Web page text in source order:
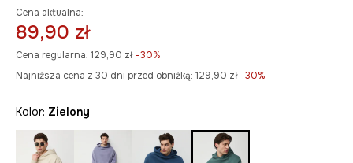
Cena aktualna:
89,90 zł
Cena regularna: 129,90 zł -30%
Najniższa cena z 30 dni przed obniżką: 129,90 zł -30%
Kolor: zielony